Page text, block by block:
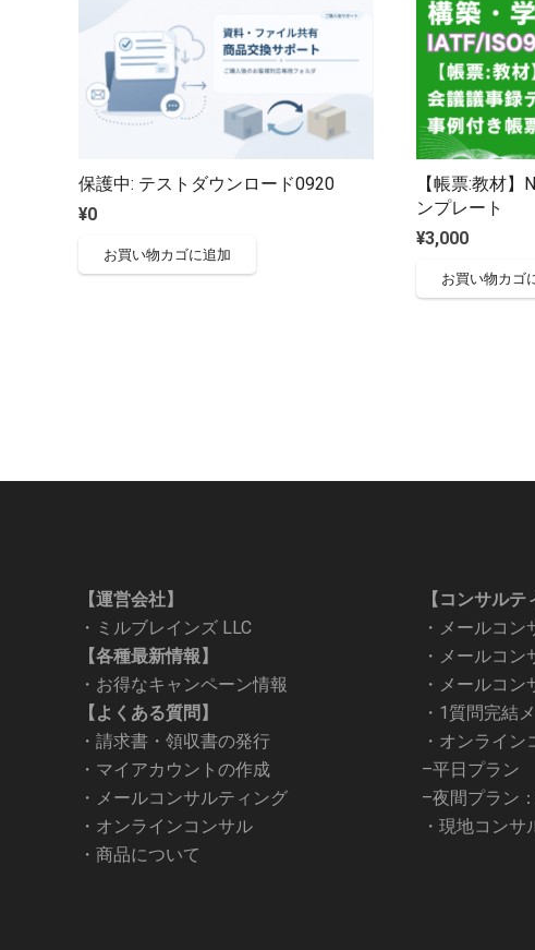
保護中: テストダウンロード0920
¥0
お買い物カゴに追加
【帳票:教材
ンプレート
¥3,000
お買い物カゴ
【運営会社】
・ ミルブレインズ LLC
【各種最新情報】
・ お得なキャンペーン情報
【よくある質問】
・ 請求書・領収書の発行
・ マイアカウントの作成
・ メールコンサルティング
・ オンラインコンサル
・ 商品について
【コンサルテ
・ メールコン
・ メールコン
・ メールコン
・ 1質問完結
・オンライン
–平日プラン
–夜間プラン
・ 現地コンサ